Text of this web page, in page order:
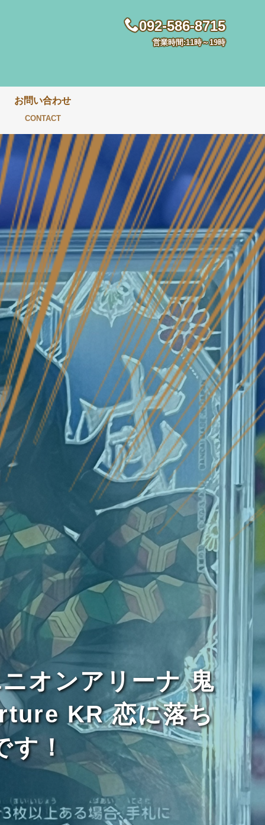
092-586-8715
営業時間:11時～19時
お問い合わせ
CONTACT
オンアリーナ 鬼
KR 恋に落ち
！